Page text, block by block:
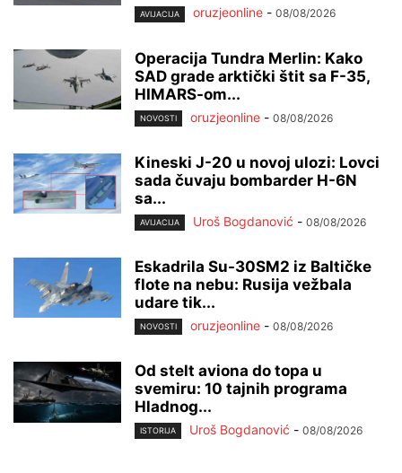
AVIJACIJA oruzjeonline - 08/08/2026
Operacija Tundra Merlin: Kako
SAD grade arktički štit sa F-35,
HIMARS-om...
NOVOSTI oruzjeonline - 08/08/2026
Kineski J-20 u novoj ulozi: Lovci
sada čuvaju bombarder H-6N
sa...
AVIJACIJA Uroš Bogdanović - 08/08/2026
Eskadrila Su-30SM2 iz Baltičke
flote na nebu: Rusija vežbala
udare tik...
NOVOSTI oruzjeonline - 08/08/2026
Od stelt aviona do topa u
svemiru: 10 tajnih programa
Hladnog...
ISTORIJA Uroš Bogdanović - 08/08/2026